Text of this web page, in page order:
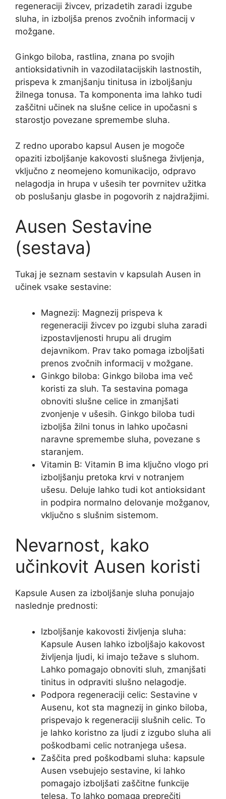
regeneraciji živcev, prizadetih zaradi izgube
sluha, in izboljša prenos zvočnih informacij v
možgane.
Ginkgo biloba, rastlina, znana po svojih
antioksidativnih in vazodilatacijskih lastnostih,
prispeva k zmanjšanju tinitusa in izboljšanju
žilnega tonusa. Ta komponenta ima lahko tudi
zaščitni učinek na slušne celice in upočasni s
starostjo povezane spremembe sluha.
Z redno uporabo kapsul Ausen je mogoče
opaziti izboljšanje kakovosti slušnega življenja,
vključno z neomejeno komunikacijo, odpravo
nelagodja in hrupa v ušesih ter povrnitev užitka
ob poslušanju glasbe in pogovorih z najdražjimi.
Ausen Sestavine
(sestava)
Tukaj je seznam sestavin v kapsulah Ausen in
učinek vsake sestavine:
Magnezij: Magnezij prispeva k
regeneraciji živcev po izgubi sluha zaradi
izpostavljenosti hrupu ali drugim
dejavnikom. Prav tako pomaga izboljšati
prenos zvočnih informacij v možgane.
Ginkgo biloba: Ginkgo biloba ima več
koristi za sluh. Ta sestavina pomaga
obnoviti slušne celice in zmanjšati
zvonjenje v ušesih. Ginkgo biloba tudi
izboljša žilni tonus in lahko upočasni
naravne spremembe sluha, povezane s
staranjem.
Vitamin B: Vitamin B ima ključno vlogo pri
izboljšanju pretoka krvi v notranjem
ušesu. Deluje lahko tudi kot antioksidant
in podpira normalno delovanje možganov,
vključno s slušnim sistemom.
Nevarnost, kako
učinkovit Ausen koristi
Kapsule Ausen za izboljšanje sluha ponujajo
naslednje prednosti:
Izboljšanje kakovosti življenja sluha:
Kapsule Ausen lahko izboljšajo kakovost
življenja ljudi, ki imajo težave s sluhom.
Lahko pomagajo obnoviti sluh, zmanjšati
tinitus in odpraviti slušno nelagodje.
Podpora regeneraciji celic: Sestavine v
Ausenu, kot sta magnezij in ginko biloba,
prispevajo k regeneraciji slušnih celic. To
je lahko koristno za ljudi z izgubo sluha ali
poškodbami celic notranjega ušesa.
Zaščita pred poškodbami sluha: kapsule
Ausen vsebujejo sestavine, ki lahko
pomagajo izboljšati zaščitne funkcije
telesa. To lahko pomaga preprečiti